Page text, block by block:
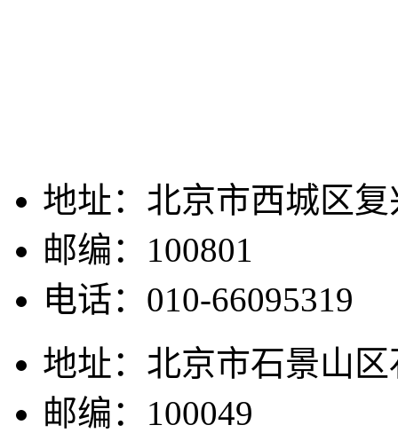
地址：北京市西城区
邮编：100801
电话：010-66095319
地址：北京市石景山
邮编：100049